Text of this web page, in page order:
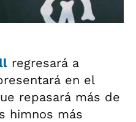
regresará a
en el
repasará más de
himnos más